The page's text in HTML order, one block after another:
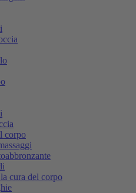
corpo
cura del corpo